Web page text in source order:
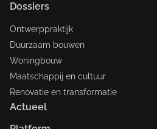
Dossiers
Ontwerppraktijk
Duurzaam bouwen
Woningbouw
Maatschappij en cultuur
Renovatie en transformatie
Actueel